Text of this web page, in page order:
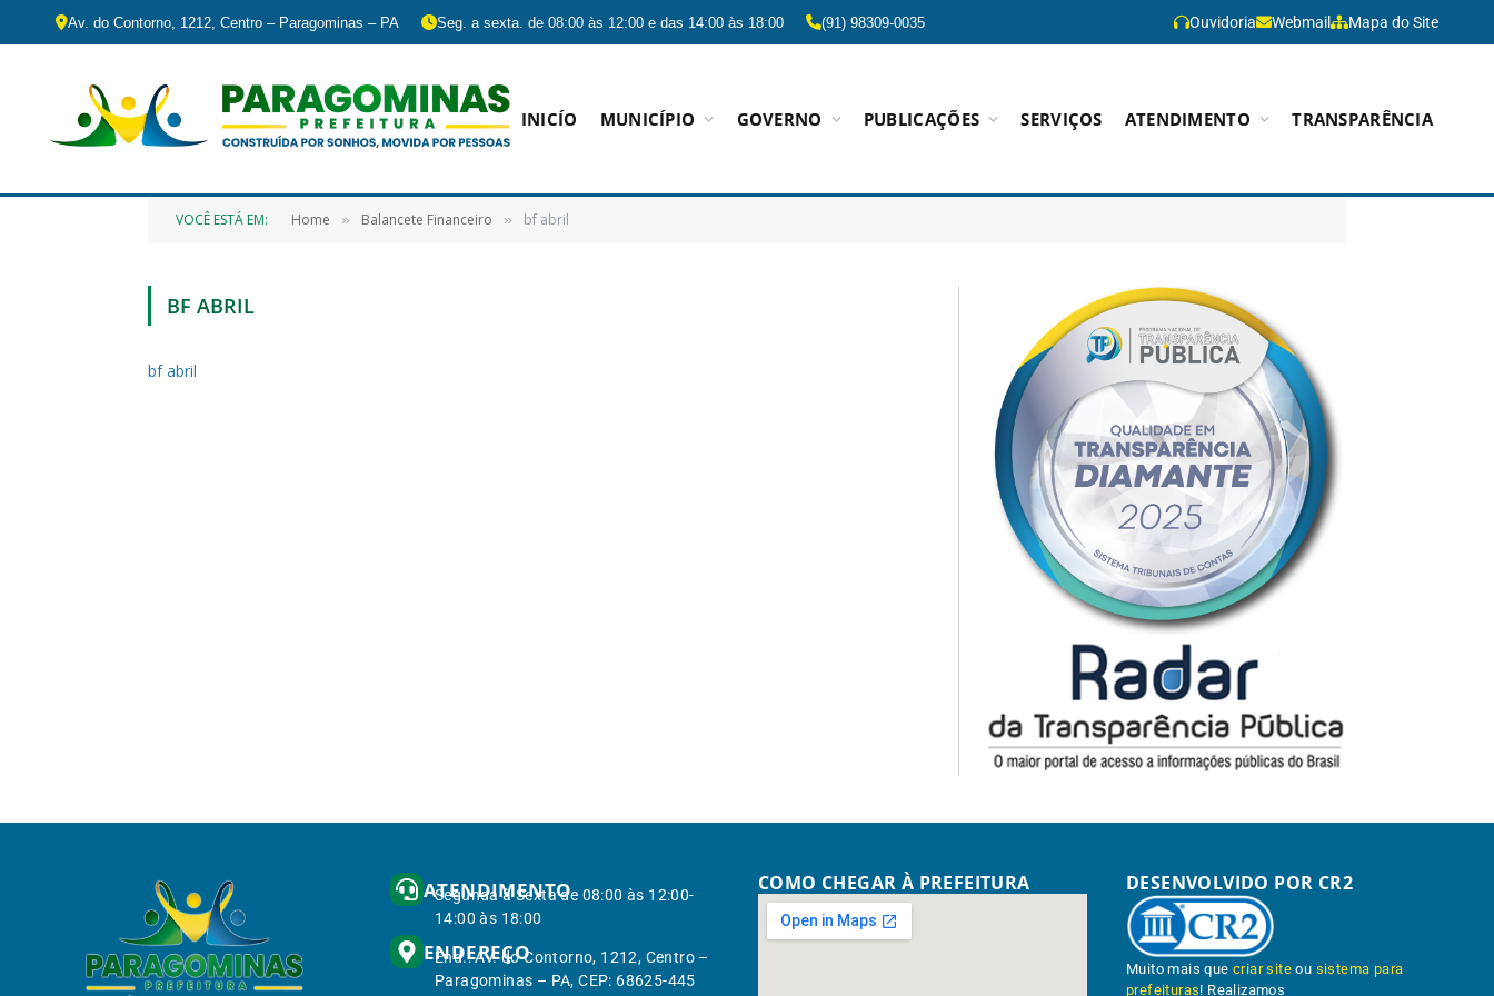
Av. do Contorno, 1212, Centro – Paragominas – PA Seg. a sexta. de 08:00 às 12:00 e das 14:00 às 18:00 (91) 98309-0035 Ouvidoria Webmail Mapa do Site
INICÍO MUNICÍPIO GOVERNO PUBLICAÇÕES SERVIÇOS ATENDIMENTO TRANSPARÊNCIA
VOCÊ ESTÁ EM: Home » Balancete Financeiro » bf abril
BF ABRIL
bf abril
ATENDIMENTO
Segunda à Sexta de 08:00 às 12:00-
14:00 às 18:00
ENDEREÇO
End.: Av. do Contorno, 1212, Centro –
Paragominas – PA, CEP: 68625-445
COMO CHEGAR À PREFEITURA DESENVOLVIDO POR CR2
Muito mais quecriar site ou sistema para
prefeituras! Realizamos